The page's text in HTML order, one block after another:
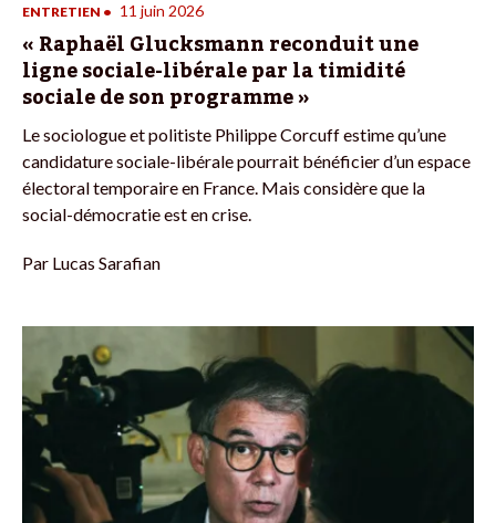
ENTRETIEN • 11 juin 2026
« Raphaël Glucksmann reconduit une
ligne sociale-libérale par la timidité
sociale de son programme »
Le sociologue et politiste Philippe Corcuff estime qu’une
candidature sociale-libérale pourrait bénéficier d’un espace
électoral temporaire en France. Mais considère que la
social-démocratie est en crise.
Par Lucas Sarafian